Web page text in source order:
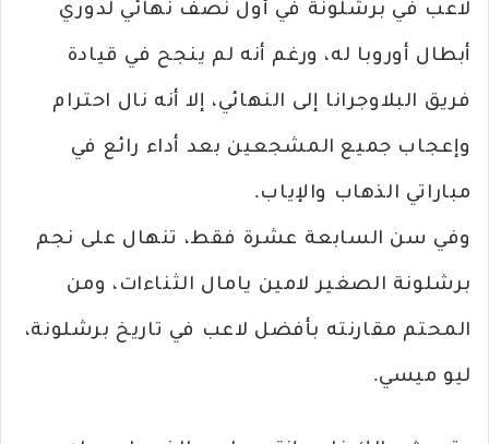
لاعب في برشلونة في أول نصف نهائي لدوري
أبطال أوروبا له، ورغم أنه لم ينجح في قيادة
فريق البلاوجرانا إلى النهائي، إلا أنه نال احترام
وإعجاب جميع المشجعين بعد أداء رائع في
مباراتي الذهاب والإياب.
وفي سن السابعة عشرة فقط، تنهال على نجم
برشلونة الصغير لامين يامال الثناءات، ومن
المحتم مقارنته بأفضل لاعب في تاريخ برشلونة،
ليو ميسي.